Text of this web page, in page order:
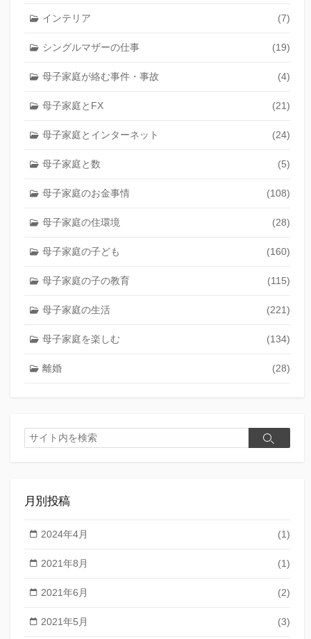
インテリア (7)
シングルマザーの仕事 (19)
母子家庭が絡む事件・事故 (4)
母子家庭とFX (21)
母子家庭とインターネット (24)
母子家庭と数 (5)
母子家庭のお金事情 (108)
母子家庭の住環境 (28)
母子家庭の子ども (160)
母子家庭の子の教育 (115)
母子家庭の生活 (221)
母子家庭を楽しむ (134)
離婚 (28)
検
索
検
月別投稿
2024年4月 (1)
2021年8月 (1)
2021年6月 (2)
2021年5月 (3)